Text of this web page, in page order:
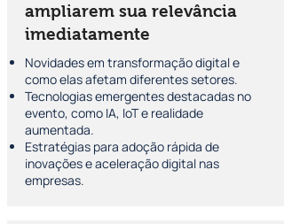
ampliarem sua relevância
imediatamente
Novidades em transformação digital e
como elas afetam diferentes setores.
Tecnologias emergentes destacadas no
evento, como IA, IoT e realidade
aumentada.
Estratégias para adoção rápida de
inovações e aceleração digital nas
empresas.